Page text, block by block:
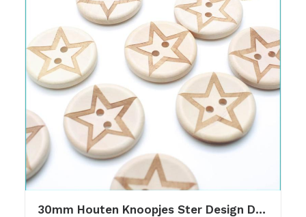
30mm Houten Knoopjes Ster Design De Haakfabriek